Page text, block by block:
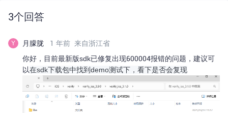
3个回答
Y 月朦胧 1 年前 来自浙江省
你好，目前最新版sdk已修复出现600004报错的问题，建议可
以在sdk下载包中找到demo测试下，看下是否会复现